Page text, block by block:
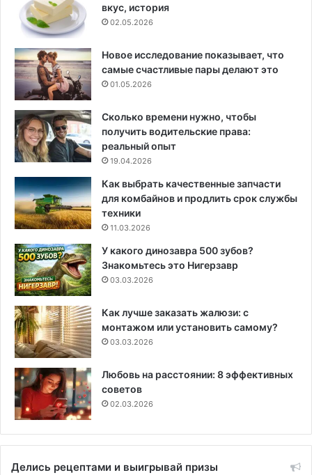
вкус, история
02.05.2026
Новое исследование показывает, что
самые счастливые пары делают это
01.05.2026
Сколько времени нужно, чтобы
получить водительские права:
реальный опыт
19.04.2026
Как выбрать качественные запчасти
для комбайнов и продлить срок службы
техники
11.03.2026
У какого динозавра 500 зубов?
Знакомьтесь это Нигерзавр
03.03.2026
Как лучше заказать жалюзи: с
монтажом или установить самому?
03.03.2026
Любовь на расстоянии: 8 эффективных
советов
02.03.2026
Делись рецептами и выигрывай призы